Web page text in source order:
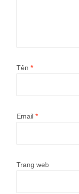
Tên *
Email *
Trang web